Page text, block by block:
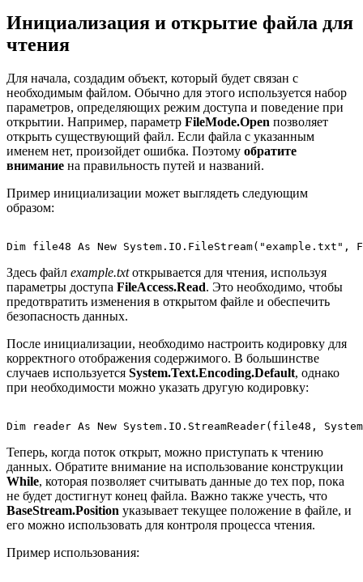
Инициализация и открытие файла для
чтения
Для начала, создадим объект, который будет связан с
необходимым файлом. Обычно для этого используется набор
параметров, определяющих режим доступа и поведение при
открытии. Например, параметр FileMode.Open позволяет
открыть существующий файл. Если файла с указанным
именем нет, произойдет ошибка. Поэтому обратите
внимание на правильность путей и названий.
Пример инициализации может выглядеть следующим
образом:
Здесь файл example.txtоткрывается для чтения, используя
параметры доступа FileAccess.Read. Это необходимо, чтобы
предотвратить изменения в открытом файле и обеспечить
безопасность данных.
После инициализации, необходимо настроить кодировку для
корректного отображения содержимого. В большинстве
случаев используется System.Text.Encoding.Default, однако
при необходимости можно указать другую кодировку:
Теперь, когда поток открыт, можно приступать к чтению
данных. Обратите внимание на использование конструкции
While, которая позволяет считывать данные до тех пор, пока
не будет достигнут конец файла. Важно также учесть, что
BaseStream.Position указывает текущее положение в файле, и
его можно использовать для контроля процесса чтения.
Пример использования: